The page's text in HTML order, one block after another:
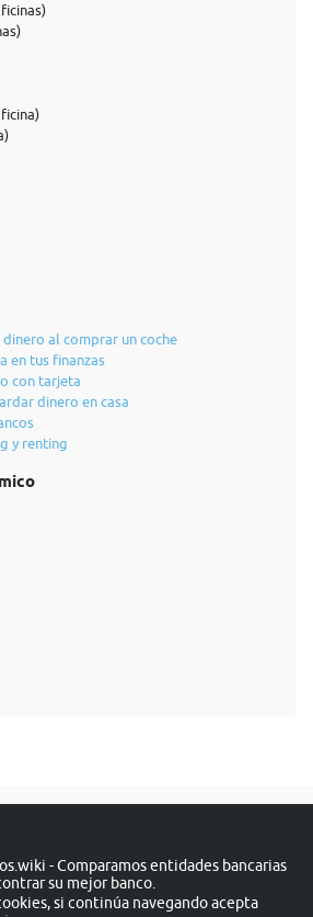
al comprar un coche
en tus finanzas
con tarjeta
dinero en casa
y renting
- Comparamos entidades bancarias
su mejor banco.
si continúa navegando acepta